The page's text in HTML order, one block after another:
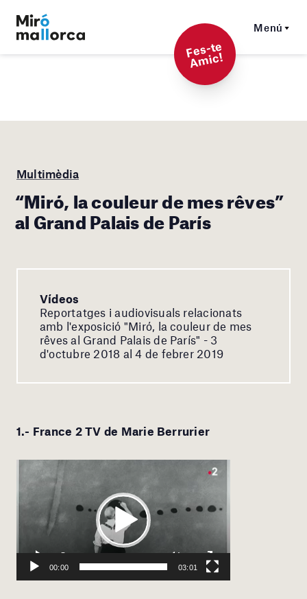
Menú
F
es-t
e
A
mi
c!
Multimèdia
“Miró, la couleur de mes rêves”
al Grand Palais de París
Vídeos
Reportatges i audiovisuals relacionats
amb l'exposició "Miró, la couleur de mes
rêves al Grand Palais de París" - 3
d'octubre 2018 al 4 de febrer 2019
1.- France 2 TV de Marie Berrurier
Reproductor
de
vídeo
00:00 03:01
Play
Play
Seek
Current
time
03:01
Toggle
Mute
Toggle
Fullscreen